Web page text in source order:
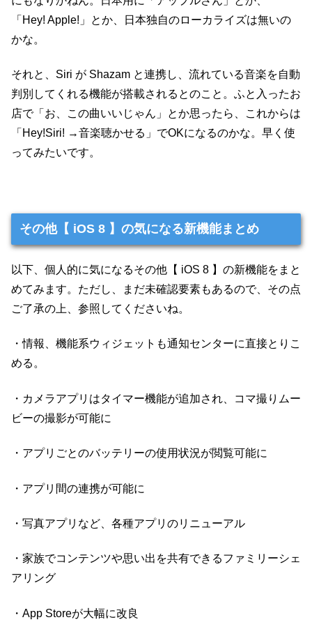
「Hey! Apple!」とか、日本独自のローカライズは無いの
かな。
それと、Siri が Shazam と連携し、流れている音楽を自動
判別してくれる機能が搭載されるとのこと。ふと入ったお
店で「お、この曲いいじゃん」とか思ったら、これからは
「Hey!Siri! →音楽聴かせる」でOKになるのかな。早く使
ってみたいです。
その他【 iOS 8 】の気になる新機能まとめ
以下、個人的に気になるその他【 iOS 8 】の新機能をまと
めてみます。ただし、まだ未確認要素もあるので、その点
ご了承の上、参照してくださいね。
・情報、機能系ウィジェットも通知センターに直接とりこ
める。
・カメラアプリはタイマー機能が追加され、コマ撮りムー
ビーの撮影が可能に
・アプリごとのバッテリーの使用状況が閲覧可能に
・アプリ間の連携が可能に
・写真アプリなど、各種アプリのリニューアル
・家族でコンテンツや思い出を共有できるファミリーシェ
アリング
・App Storeが大幅に改良